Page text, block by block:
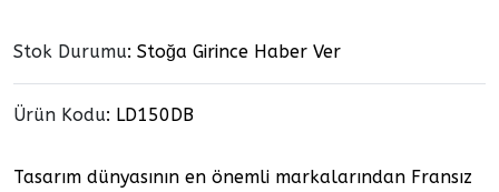
Stok Durumu: Stoğa Girince Haber Ver
Ürün Kodu: LD150DB
Tasarım dünyasının en önemli markalarından Fransız